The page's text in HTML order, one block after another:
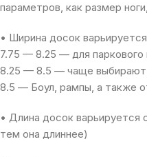
параметров, как размер
• Ширина досок
7.75 — 8.25 — для паркового
8.25 — 8.5 — чаще выбирают
8.5 — Боул, рампы, а также
• Длина досок варьируется
тем она длиннее)